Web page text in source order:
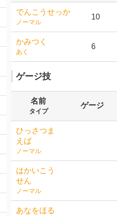
でんこうせっか
ノーマル
10
かみつく
あく
6
ゲージ技
名前
タイプ
ゲージ
ひっさつま
えば
ノーマル
はかいこう
せん
ノーマル
あなをほる